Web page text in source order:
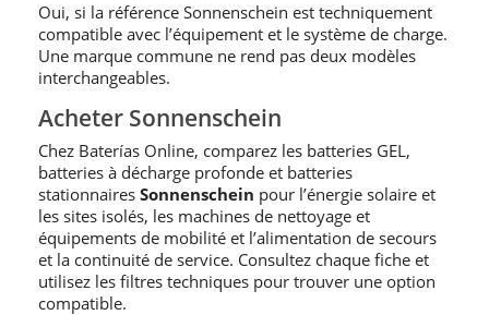
Oui, si la référence Sonnenschein est techniquement
compatible avec l’équipement et le système de charge.
Une marque commune ne rend pas deux modèles
interchangeables.
Acheter Sonnenschein
Chez Baterías Online, comparez les batteries GEL,
batteries à décharge profonde et batteries
stationnaires Sonnenschein pour l’énergie solaire et
les sites isolés, les machines de nettoyage et
équipements de mobilité et l’alimentation de secours
et la continuité de service. Consultez chaque fiche et
utilisez les filtres techniques pour trouver une option
compatible.